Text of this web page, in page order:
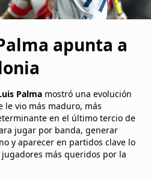
apunta a
Palma mostró una evolución
le vio más maduro, más
en el último tercio de
jugar por banda, generar
y aparecer en partidos clave lo
más queridos por la